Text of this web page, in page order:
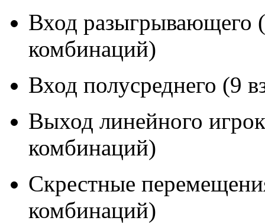
Вход разыгрывающего
комбинаций)
Вход полусреднего (9
Выход линейного
комбинаций)
Скрестные
комбинаций)